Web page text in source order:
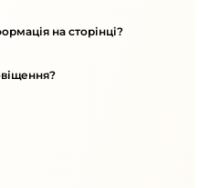
на сторінці?